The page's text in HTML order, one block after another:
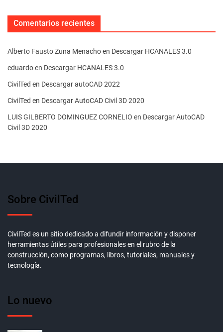
Comentarios recientes
Alberto Fausto Zuna Menachoen Descargar HCANALES 3.0
eduardoen Descargar HCANALES 3.0
CivilTed en Descargar autoCAD 2022
CivilTed en Descargar AutoCAD Civil 3D 2020
LUIS GILBERTO DOMINGUEZ CORNELIO en Descargar AutoCAD
Civil 3D 2020
Sobre CivilTed
CivilTed es un sitio dedicado a difundir información y disponer
herramientas útiles para profesionales en el rubro de la
construcción, como programas, libros, tutoriales, manuales y
tecnología.
Lo nuevo